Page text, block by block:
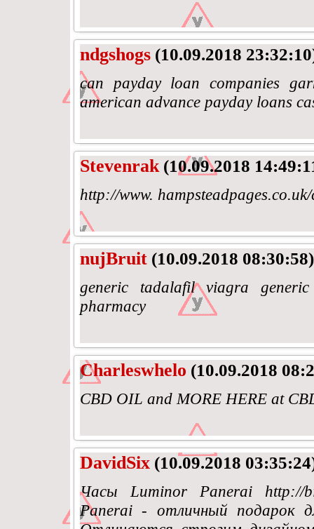
ndgshogs (10.09.2018
can payday loan companies
american advance payday loans
Stevenrak (10.09.2018
http://www.
nujBruit (10.09.2018 08:30:58)
generic tadalafil viagra
pharmacy
Charleswhelo (10.09.2018
CBD OIL and MORE HERE at
DavidSix (10.09.2018
Часы Luminor Panerai http://
Panerai - отличный подарок